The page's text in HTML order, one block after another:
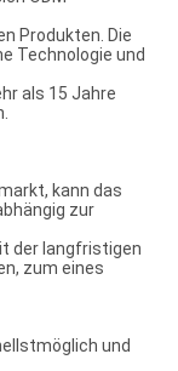
Produkten. Die
Technologie und
als 15 Jahre
kann das
zur
der langfristigen
zum eines
und